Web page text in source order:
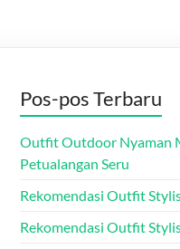
Pos-pos Terbaru
Outfit Outdoor Nyaman
Petualangan Seru
Rekomendasi Outfit
Rekomendasi Outfit